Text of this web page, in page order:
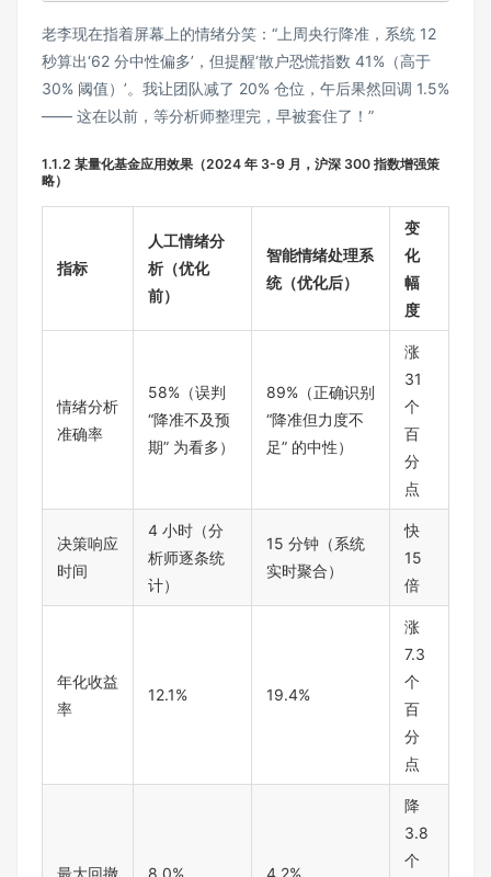
老李现在指着屏幕上的情绪分笑：“上周央行降准，系统 12
秒算出‘62 分中性偏多’，但提醒‘散户恐慌指数 41%（高于
30% 阈值）’。我让团队减了 20% 仓位，午后果然回调 1.5%
—— 这在以前，等分析师整理完，早被套住了！”
1.1.2 某量化基金应用效果（2024 年 3-9 月，沪深 300 指数增强策
略）
指标
人工情绪分
析（优化
前）
智能情绪处理系
统（优化后）
变
化
幅
度
情绪分析
准确率
58%（误判
“降准不及预
期” 为看多）
89%（正确识别
“降准但力度不
足” 的中性）
涨
31
个
百
分
点
决策响应
时间
4 小时（分
析师逐条统
计）
15 分钟（系统
实时聚合）
快
15
倍
年化收益
率
12.1% 19.4%
涨
7.3
个
百
分
点
最大回撤 8.0% 4.2%
降
3.8
个